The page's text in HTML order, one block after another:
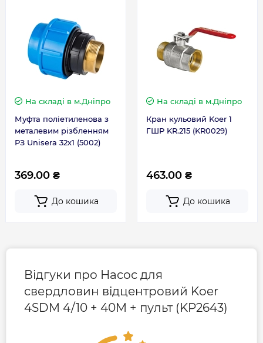
Гарантія виробника, міс
Контакти сервісного
центру
+38 (096) 072-10-
00
На складі в м.Дніпро
Муфта поліетиленова з
металевим різбленням
РЗ Unisera 32х1 (5002)
369.00 ₴
До кошика
На складі в м.Дніпро
Кран кульовий Koer 1
ГШР KR.215 (KR0029)
463.00 ₴
До кошика
Відгуки про Насос для
свердловин відцентровий Koer
4SDM 4/10 + 40M + пульт (KP2643)